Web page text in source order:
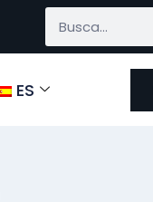
ES